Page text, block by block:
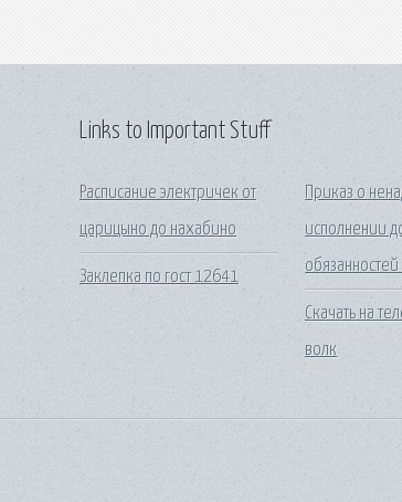
Links to Important Stuff
Расписание электричек от
царицыно до нахабино
Заклепка по гост 12641
Приказ о
исполнении
Скачать на
волк